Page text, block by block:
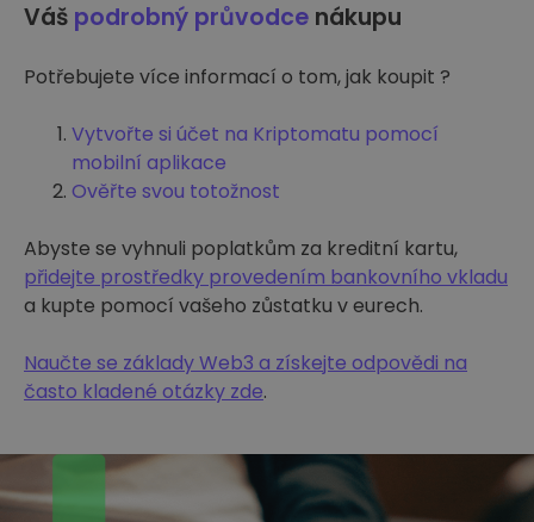
Váš podrobný průvodce nákupu
Potřebujete více informací o tom, jak koupit ?
Vytvořte si účet na Kriptomatu pomocí
mobilní aplikace
Ověřte svou totožnost
Abyste se vyhnuli poplatkům za kreditní kartu,
přidejte prostředky provedením bankovního vkladu
a kupte pomocí vašeho zůstatku v eurech.
Naučte se základy Web3 a získejte odpovědi na
často kladené otázky zde.